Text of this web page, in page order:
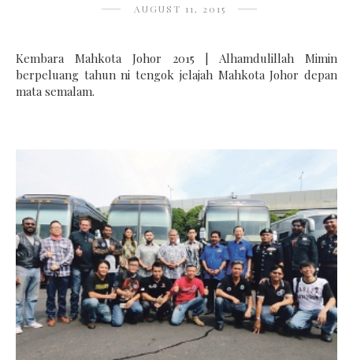
AUGUST 11, 2015
Kembara Mahkota Johor 2015 | Alhamdulillah Mimin
berpeluang tahun ni tengok jelajah Mahkota Johor depan
mata semalam.